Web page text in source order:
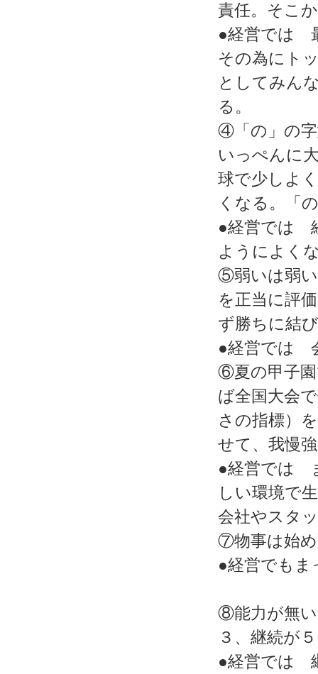
責任。そこ
●経営では
その為にト
としてみん
る。
④「の」の
いっぺんに
球で少しよ
くなる。「
●経営では
ようによく
⑤弱いは弱
を正当に評
ず勝ちに結
●経営では
⑥夏の甲子園
ば全国大会
さの指標）
せて、我慢
●経営では
しい環境で
会社やスタ
⑦物事は始
●経営でもま
⑧能力が無い
３、継続が
●経営では